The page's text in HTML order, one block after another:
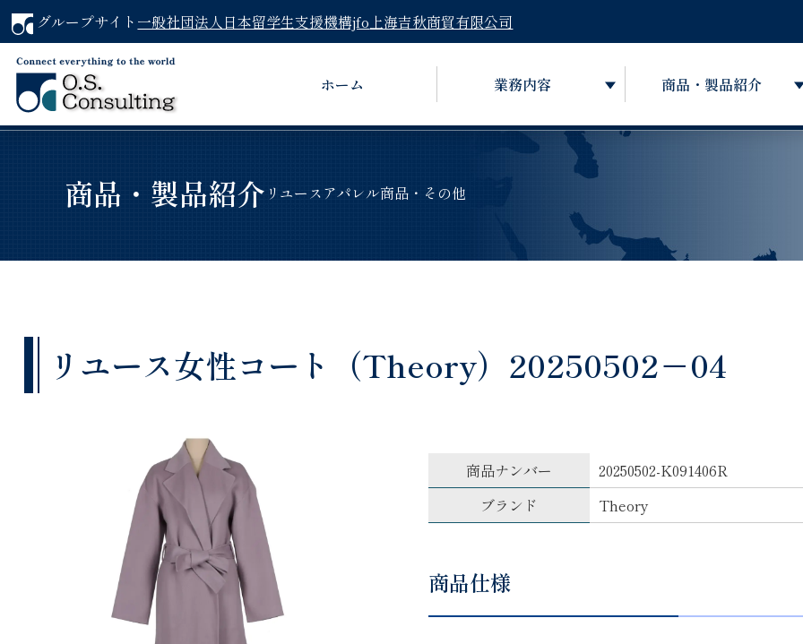
グループサイト 一般社団法人日本留学生支援機構jfo 上海吉秋商貿有限公司
ホーム 業務内容 商品・製品紹介
商品・製品紹介 リユースアパレル商品・その他
リユース女性コート（Theory）20250502－04
商品ナンバー
20250502-K091406R
ブランド
Theory
商品仕様